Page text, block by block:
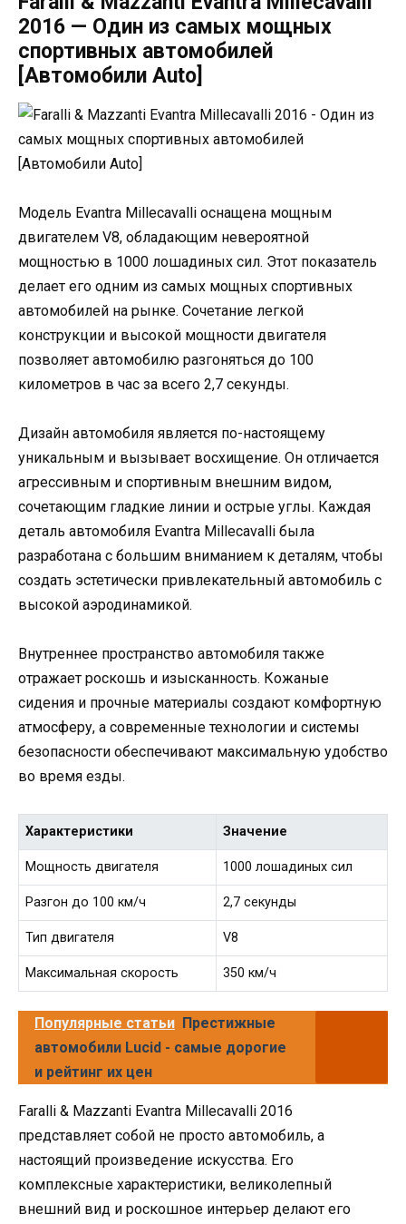
2016 — Один из самых мощных
спортивных автомобилей
[Автомобили Auto]
Модель Evantra Millecavalli оснащена мощным
двигателем V8, обладающим невероятной
мощностью в 1000 лошадиных сил. Этот показатель
делает его одним из самых мощных спортивных
автомобилей на рынке. Сочетание легкой
конструкции и высокой мощности двигателя
позволяет автомобилю разгоняться до 100
километров в час за всего 2,7 секунды.
Дизайн автомобиля является по-настоящему
уникальным и вызывает восхищение. Он отличается
агрессивным и спортивным внешним видом,
сочетающим гладкие линии и острые углы. Каждая
деталь автомобиля Evantra Millecavalli была
разработана с большим вниманием к деталям, чтобы
создать эстетически привлекательный автомобиль с
высокой аэродинамикой.
Внутреннее пространство автомобиля также
отражает роскошь и изысканность. Кожаные
сидения и прочные материалы создают комфортную
атмосферу, а современные технологии и системы
безопасности обеспечивают максимальную удобство
во время езды.
Характеристики Значение
Мощность двигателя 1000 лошадиных сил
Разгон до 100 км/ч 2,7 секунды
Тип двигателя V8
Максимальная скорость 350 км/ч
Популярные статьи Престижные
автомобили Lucid - самые дорогие
и рейтинг их цен
Faralli & Mazzanti Evantra Millecavalli 2016
представляет собой не просто автомобиль, а
настоящий произведение искусства. Его
комплексные характеристики, великолепный
внешний вид и роскошное интерьер делают его